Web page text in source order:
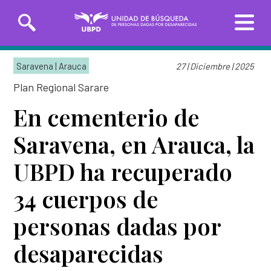
Saltar
contenido
principal
Solicitudes de búsqueda
Entrega de información
Línea Nacional
01 8000-162
226
INICIO
SOBRE LA UBPD
Directora general
Organigrama y directorio
Glosario de la búsqueda
TRANSPARENCIA
SERVICIO AL CIUDADANO
Sedes de la Unidad de Búsqueda
PARTICIPA
Saravena | Arauca
Plan Regional Sarare
27 | Diciembre | 2025
En cementerio de
Saravena, en Arauca, la
UBPD ha recuperado
34 cuerpos de
personas dadas por
desaparecidas